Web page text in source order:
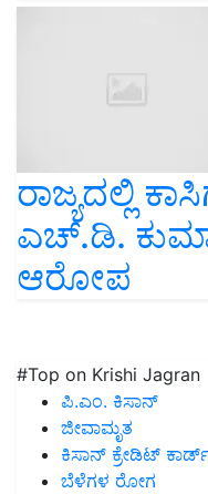
ರಾಜ್ಯದಲ್ಲಿ
ಎಚ್‌.ಡಿ.
ಆರೋಪ
#Top on Krishi Jagran
ಪಿ.ಎಂ. ಕಿಸಾನ್
ಜೀವಾಮೃತ
ಕಿಸಾನ್ ಕ್ರೇಡಿಟ್ ಕಾರ್ಡ್
ಬೆಳೆಗಳ ರೋಗ